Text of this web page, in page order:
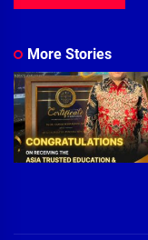
More Stories